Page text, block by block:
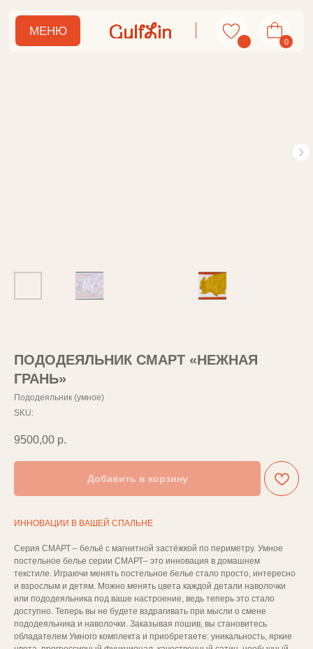
ПОДОДЕЯЛЬНИК СМАРТ «НЕЖНАЯ
ГРАНЬ»
Пододеяльник (умное)
SKU:
9500,00 р.
Добавить в корзину
ИННОВАЦИИ В ВАШЕЙ СПАЛЬНЕ
Серия СМАРТ – бельё с магнитной застёжкой по периметру. Умное
постельное белье серии СМАРТ– это инновация в домашнем
текстиле. Играючи менять постельное белье стало просто, интересно
и взрослым и детям. Можно менять цвета каждой детали наволочки
или пододеяльника под ваше настроение, ведь теперь это стало
доступно. Теперь вы не будете вздрагивать при мысли о смене
пододеяльника и наволочки. Заказывая пошив, вы становитесь
обладателем Умного комплекта и приобретаете: уникальность, яркие